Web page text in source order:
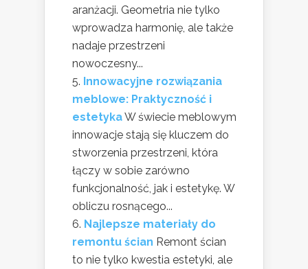
aranżacji. Geometria nie tylko
wprowadza harmonię, ale także
nadaje przestrzeni
nowoczesny...
Innowacyjne rozwiązania
meblowe: Praktyczność i
estetykaW świecie meblowym
innowacje stają się kluczem do
stworzenia przestrzeni, która
łączy w sobie zarówno
funkcjonalność, jak i estetykę. W
obliczu rosnącego...
Najlepsze materiały do
remontu ścian Remont ścian
to nie tylko kwestia estetyki, ale